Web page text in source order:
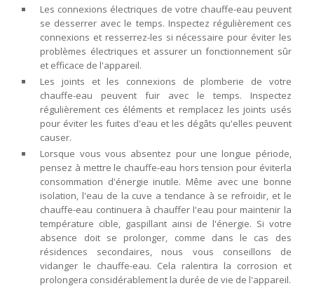
Les connexions électriques de votre chauffe-eau peuvent
se desserrer avec le temps. Inspectez régulièrement ces
connexions et resserrez-les si nécessaire pour éviter les
problèmes électriques et assurer un fonctionnement sûr
et efficace de l'appareil.
Les joints et les connexions de plomberie de votre
chauffe-eau peuvent fuir avec le temps. Inspectez
régulièrement ces éléments et remplacez les joints usés
pour éviter les fuites d'eau et les dégâts qu'elles peuvent
causer.
Lorsque vous vous absentez pour une longue période,
pensez à mettre le chauffe-eau hors tension pour éviterla
consommation d'énergie inutile. Même avec une bonne
isolation, l'eau de la cuve a tendance à se refroidir, et le
chauffe-eau continuera à chauffer l'eau pour maintenir la
température cible, gaspillant ainsi de l'énergie. Si votre
absence doit se prolonger, comme dans le cas des
résidences secondaires, nous vous conseillons de
vidanger le chauffe-eau. Cela ralentira la corrosion et
prolongera considérablement la durée de vie de l'appareil.